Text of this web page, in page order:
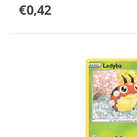
€0,42